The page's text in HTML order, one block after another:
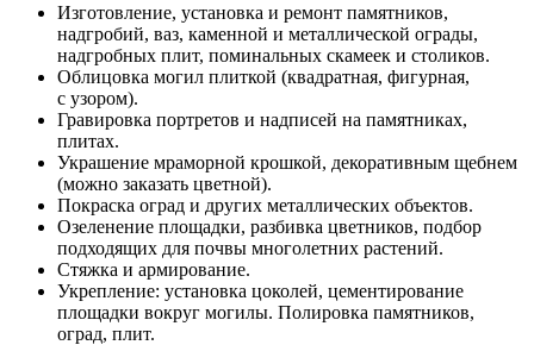
Изготовление, установка и ремонт памятников,
надгробий, ваз, каменной и металлической ограды,
надгробных плит, поминальных скамеек и столиков.
Облицовка могил плиткой (квадратная, фигурная,
с узором).
Гравировка портретов и надписей на памятниках,
плитах.
Украшение мраморной крошкой, декоративным щебнем
(можно заказать цветной).
Покраска оград и других металлических объектов.
Озеленение площадки, разбивка цветников, подбор
подходящих для почвы многолетних растений.
Стяжка и армирование.
Укрепление: установка цоколей, цементирование
площадки вокруг могилы. Полировка памятников,
оград, плит.